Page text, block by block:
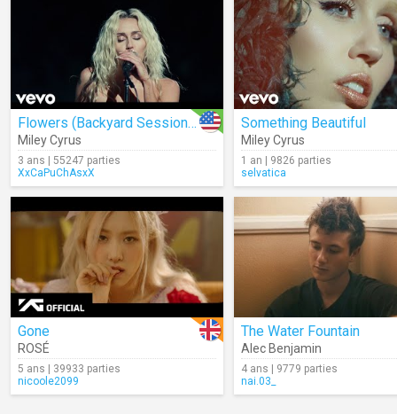
Flowers (Backyard Sessions)
Miley Cyrus
3 ans | 55247 parties
XxCaPuChAsxX
Something Beautiful
Miley Cyrus
1 an | 9826 parties
selvatica
Gone
ROSÉ
5 ans | 39933 parties
nicoole2099
The Water Fountain
Alec Benjamin
4 ans | 9779 parties
nai.03_